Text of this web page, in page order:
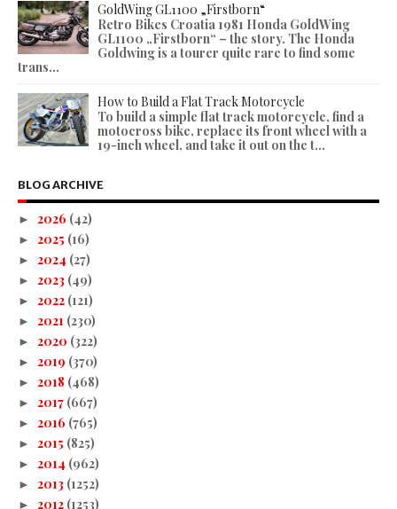
GoldWing GL1100 „Firstborn“
Retro Bikes Croatia 1981 Honda GoldWing
GL1100 „Firstborn“ – the story. The Honda
Goldwing is a tourer quite rare to find some
trans...
How to Build a Flat Track Motorcycle
To build a simple flat track motorcycle, find a
motocross bike, replace its front wheel with a
19-inch wheel, and take it out on the t...
BLOG ARCHIVE
► 2026 (42)
► 2025 (16)
► 2024 (27)
► 2023 (49)
► 2022 (121)
► 2021 (230)
► 2020 (322)
► 2019 (370)
► 2018 (468)
► 2017 (667)
► 2016 (765)
► 2015 (825)
► 2014 (962)
► 2013 (1252)
► 2012 (1253)